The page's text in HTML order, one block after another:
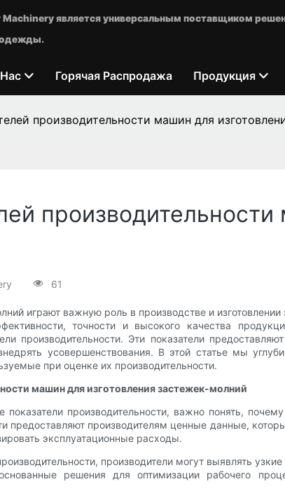
Machinery является универсальным поставщиком
одежды.
Горячая Распродажа Продукция
производительности машин для
61
играют важную роль в производстве и
точности и высокого качества
производительности. Эти показатели
усовершенствования. В этой статье мы
при оценке их производительности.
машин для изготовления застежек-молний
производительности, важно понять,
предоставляют производителям ценные данные,
эксплуатационные расходы.
производители могут выявлять
решения для оптимизации рабочего